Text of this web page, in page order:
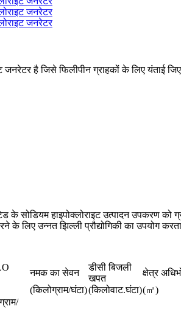
है जिसे फिलीपीन ग्राहकों के लिए यंताई
के सोडियम हाइपोक्लोराइट उत्पादन उपकरण
के लिए उन्नत झिल्ली प्रौद्योगिकी का उपयोग
नमक का सेवन
डीसी बिजली
खपत
क्षेत्र
(किलोग्राम/घंटा)(किलोवाट.घंटा)(㎡)